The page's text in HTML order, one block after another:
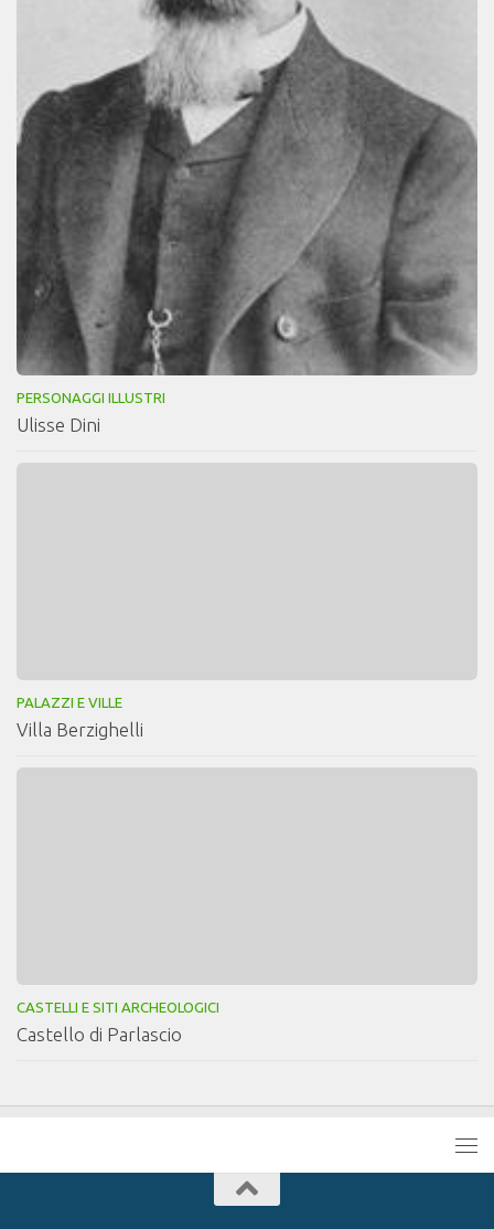
PERSONAGGI ILLUSTRI
Ulisse Dini
PALAZZI E VILLE
Villa Berzighelli
CASTELLI E SITI ARCHEOLOGICI
Castello di Parlascio